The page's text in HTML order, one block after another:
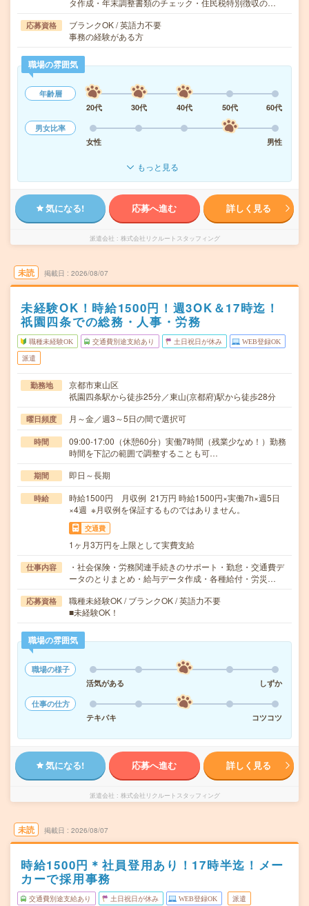
タ作成・年末調整書類のチェック・住民税特別徴収の…
応募資格
ブランクOK / 英語力不要
事務の経験がある方
職場の雰囲気
年齢層
20代
30代 40代 50代
60代
男女比率
女性
男性
もっと見る
気になる! 応募へ進む 詳しく見る
派遣会社 株式会社リクルートスタッフィング
未読 掲載日 2026/08/07
未経験OK！時給1500円！週3OK＆17時迄！
祇園四条での総務・人事・労務
職種未経験OK 交通費別途支給あり 土日祝日が休み WEB登録OK
派遣
勤務地
京都市東山区
祇園四条駅から徒歩25分／東山(京都府)駅から徒歩28分
曜日頻度 月～金／週3～5日の間で選択可
時間
09:00-17:00（休憩60分）実働7時間（残業少なめ！）勤務
時間を下記の範囲で調整することも可…
期間 即日～長期
時給
時給1500円 月収例 21万円 時給1500円×実働7h×週5日
×4週 ※月収例を保証するものではありません。
交通費
1ヶ月3万円を上限として実費支給
仕事内容
・社会保険・労務関連手続きのサポート・勤怠・交通費デ
ータのとりまとめ・給与データ作成・各種給付・労災…
応募資格
職種未経験OK / ブランクOK / 英語力不要
■未経験OK！
職場の雰囲気
職場の様子
活気がある
しずか
仕事の仕方
テキパキ
コツコツ
気になる! 応募へ進む 詳しく見る
派遣会社 株式会社リクルートスタッフィング
未読 掲載日 2026/08/07
時給1500円＊社員登用あり！17時半迄！メー
カーで採用事務
交通費別途支給あり 土日祝日が休み WEB登録OK 派遣